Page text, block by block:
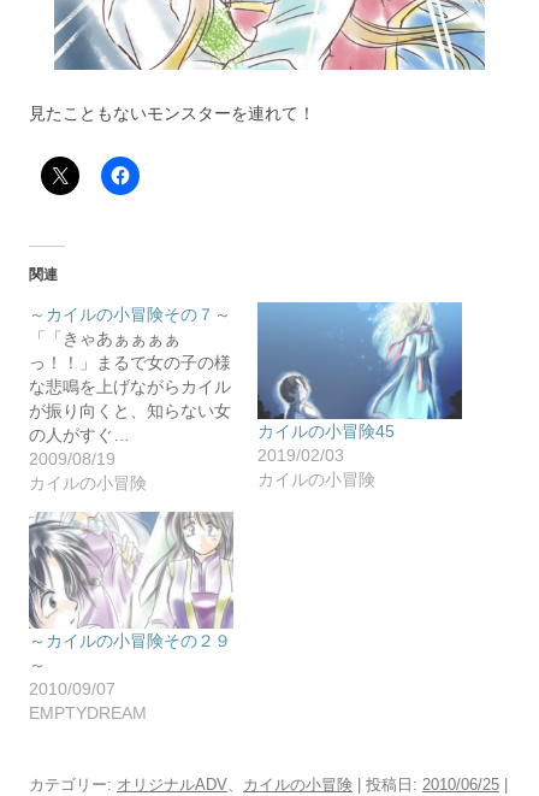
見たこともないモンスターを連れて！
関連
～カイルの小冒険その７～
「「きゃあぁぁぁぁ
っ！！」まるで女の子の様
な悲鳴を上げながらカイル
が振り向くと、知らない女
の人がすぐ…
2009/08/19
カイルの小冒険
カイルの小冒険45
2019/02/03
カイルの小冒険
～カイルの小冒険その２９
～
2010/09/07
EMPTYDREAM
カテゴリー: オリジナルADV、 カイルの小冒険 | 投稿日: 2010/06/25